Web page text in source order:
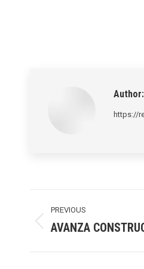
Author:
https://
navigation
PREVIOUS
Previous
AVANZA